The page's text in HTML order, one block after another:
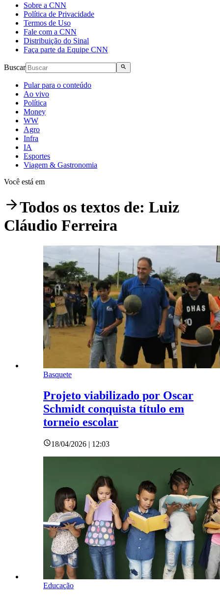
Sobre a CNN
Política de Privacidade
Termos de Uso
Fale com a CNN
Distribuição do Sinal
Faça parte da Equipe CNN
Buscar
Pular para o conteúdo
Ao vivo
Política
Money
WW
Agro
Infra
IA
Esportes
Viagem & Gastronomia
Você está em
Todos os textos de: Luiz
Cláudio Ferreira
Basquete
Projeto viabilizado por Oscar
Schmidt conquista título em
torneio escolar
18/04/2026 | 12:03
Educação